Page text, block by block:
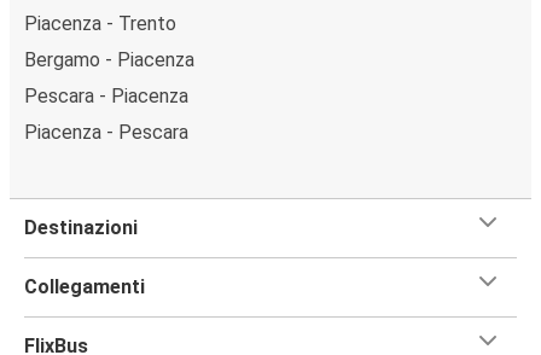
Piacenza - Trento
Bergamo - Piacenza
Pescara - Piacenza
Piacenza - Pescara
Destinazioni
Collegamenti
FlixBus